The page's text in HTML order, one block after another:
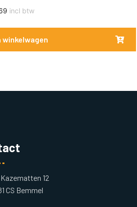
incl btw
winkelwagen
12
CS Bemmel